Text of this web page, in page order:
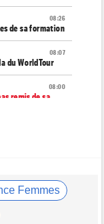
08:26
de sa formation
08:07
du WorldTour
08:00
remis de sa
par une
de Tadej
Femmes